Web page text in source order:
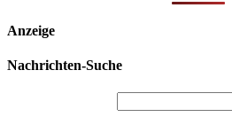
Anzeige
Nachrichten-Suche